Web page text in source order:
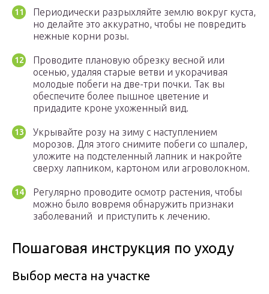
Периодически разрыхляйте землю вокруг куста,
но делайте это аккуратно, чтобы не повредить
нежные корни розы.
Проводите плановую обрезку весной или
осенью, удаляя старые ветви и укорачивая
молодые побеги на две-три почки. Так вы
обеспечите более пышное цветение и
придадите кроне ухоженный вид.
Укрывайте розу на зиму с наступлением
морозов. Для этого снимите побеги со шпалер,
уложите на подстеленный лапник и накройте
сверху лапником, картоном или агроволокном.
Регулярно проводите осмотр растения, чтобы
можно было вовремя обнаружить признаки
заболеваний и приступить к лечению.
Пошаговая инструкция по уходу
Выбор места на участке